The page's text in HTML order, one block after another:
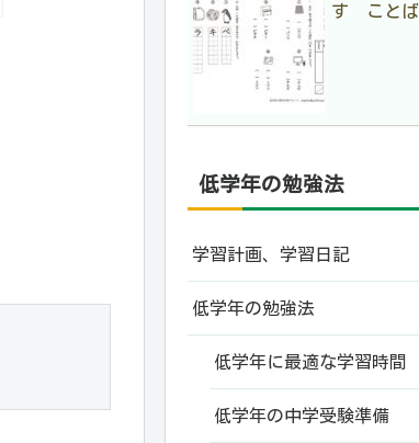
す ことば
低学年の勉強法
学習計画、学習日記
低学年の勉強法
低学年に最適な学習時間
低学年の中学受験準備